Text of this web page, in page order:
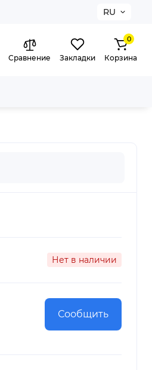
RU
Сравнение Закладки
0
Корзина
Нет в наличии
Сообщить